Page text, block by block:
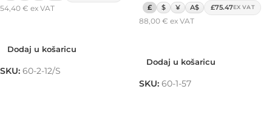
54,40 € ex VAT
Dodaj u košaricu
SKU: 60-2-12/S
£ $ ¥ A$ £75.47EX VAT
88,00 € ex VAT
Dodaj u košaricu
SKU: 60-1-57